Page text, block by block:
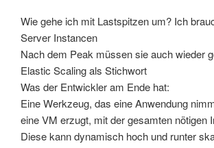
Wie gehe ich mit Lastspitzen um? Ich
Server Instancen
Nach dem Peak müssen sie auch wieder
Elastic Scaling als Stichwort
Was der Entwickler am Ende hat:
Eine Werkzeug, das eine Anwendung
eine VM erzugt, mit der gesamten nötigen
Diese kann dynamisch hoch und runter